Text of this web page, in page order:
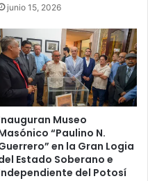
junio 15, 2026
Museo
“Paulino N.
en la Gran Logia
Estado Soberano e
del Potosí